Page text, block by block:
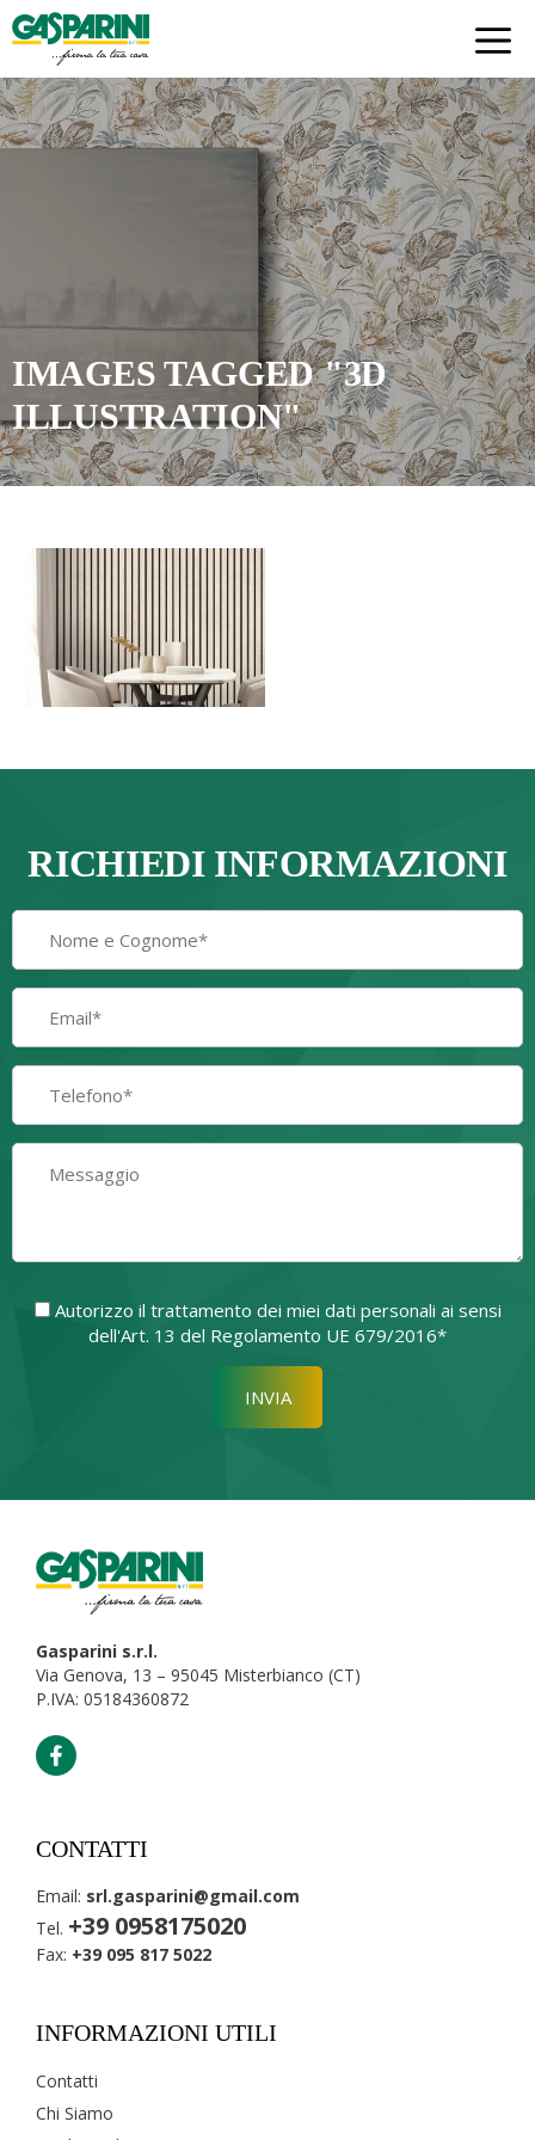
Skip
to
content
IMAGES TAGGED "3D
ILLUSTRATION"
RICHIEDI INFORMAZIONI
Autorizzo il trattamento dei miei dati personali ai sensi
dell'Art. 13 del Regolamento UE 679/2016*
Si prega di lasciare vuoto
Gasparini s.r.l.
Via Genova, 13 – 95045 Misterbianco (CT)
P.IVA: 05184360872
CONTATTI
Email: srl.gasparini@gmail.com
Tel. +39 0958175020
Fax: +39 095 817 5022
INFORMAZIONI UTILI
Contatti
Chi Siamo